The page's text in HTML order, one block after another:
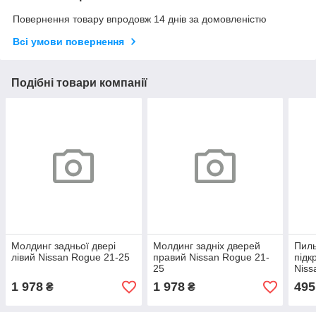
Повернення товару впродовж 14 днів за домовленістю
Всі умови повернення
Подібні товари компанії
Молдинг задньої двері
лівий Nissan Rogue 21-25
1 978 ₴
Молдинг задніх дверей
правий Nissan Rogue 21-
25
1 978₴ 495